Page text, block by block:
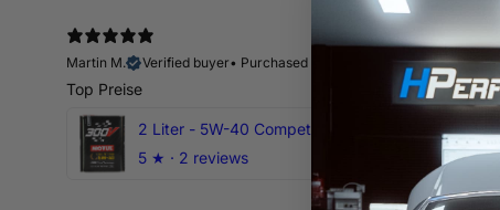
Martin M.
Verified buyer• Purchased 11 days ago
Top Preise
5 ★ · 2 reviews